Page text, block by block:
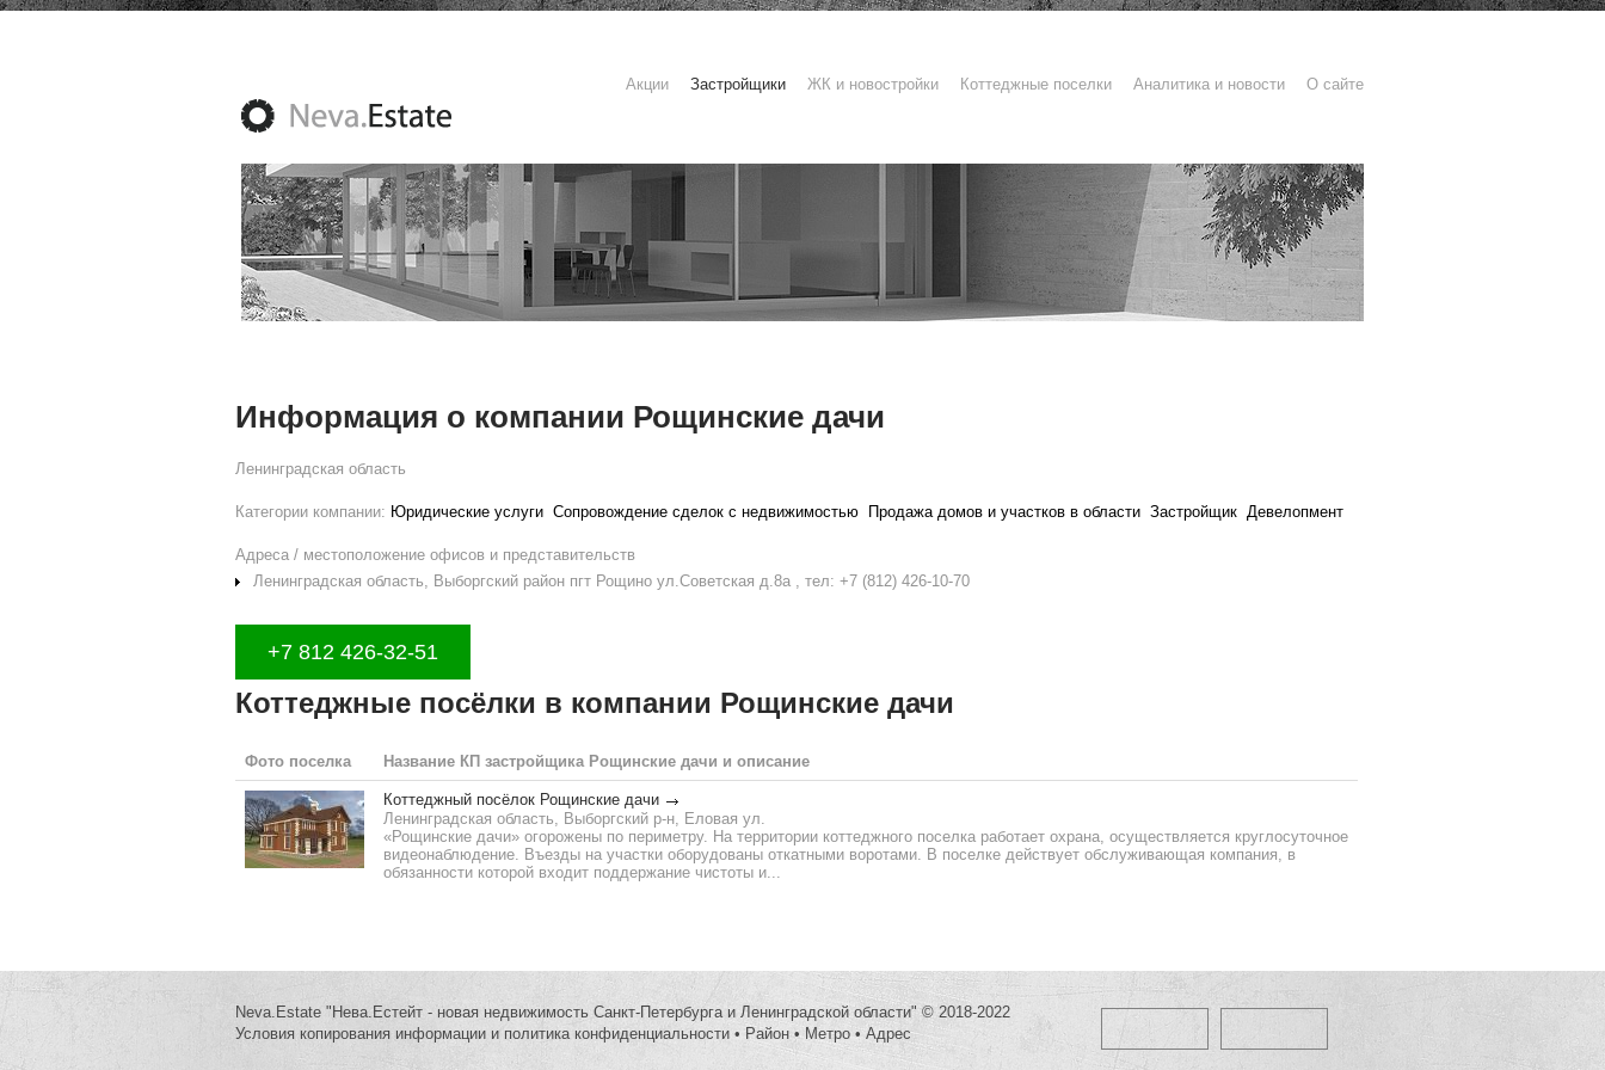
Акции Застройщики ЖК и новостройки Коттеджные поселки Аналитика и новости О сайте
Информация о компании Рощинские дачи
Ленинградская область
Категории компании: Юридические услуги Сопровождение сделок с недвижимостью Продажа домов и участков в области Застройщик Девелопмент
Адреса / местоположение офисов и представительств
Ленинградская область, Выборгский район пгт Рощино ул.Советская д.8а , тел: +7 (812) 426-10-70
+7 812 426-32-51
Коттеджные посёлки в компании Рощинские дачи
Фото поселка Название КП застройщика Рощинские дачи и описание
Коттеджный посёлок Рощинские дачи
Ленинградская область, Выборгский р-н, Еловая ул.
«Рощинские дачи» огорожены по периметру. На территории коттеджного поселка работает охрана, осуществляется круглосуточное
видеонаблюдение. Въезды на участки оборудованы откатными воротами. В поселке действует обслуживающая компания, в
обязанности которой входит поддержание чистоты и...
Neva.Estate "Нева.Естейт - новая недвижимость Санкт-Петербурга и Ленинградской области" © 2018-2022
Условия копирования информации и политика конфиденциальности • Район • Метро • Адрес